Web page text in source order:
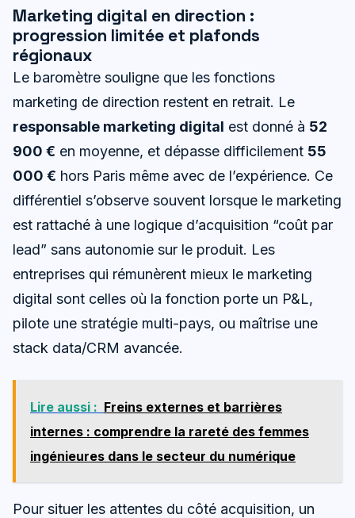
Marketing digital en direction :
progression limitée et plafonds
régionaux
Le baromètre souligne que les fonctions
marketing de direction restent en retrait. Le
responsable marketing digital est donné à 52
900 € en moyenne, et dépasse difficilement 55
000 € hors Paris même avec de l’expérience. Ce
différentiel s’observe souvent lorsque le marketing
est rattaché à une logique d’acquisition “coût par
lead” sans autonomie sur le produit. Les
entreprises qui rémunèrent mieux le marketing
digital sont celles où la fonction porte un P&L,
pilote une stratégie multi-pays, ou maîtrise une
stack data/CRM avancée.
Lire aussi : Freins externes et barrières
internes : comprendre la rareté des femmes
ingénieures dans le secteur du numérique
Pour situer les attentes du côté acquisition, un